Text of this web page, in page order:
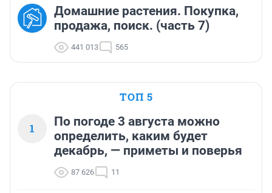
Домашние растения. Покупка,
продажа, поиск. (часть 7)
441 013 565
ТОП 5
1
По погоде 3 августа можно
определить, каким будет
декабрь, — приметы и поверья
87 626 11